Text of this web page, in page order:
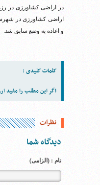
در اراضی کشاورزی در
اراضی کشاورزی در
و اعاده به وضع سابق شد.
کلمات کلیدی :
اگر این مطلب را مفید
نظرات
دیدگاه شما
نام : (الزامی)